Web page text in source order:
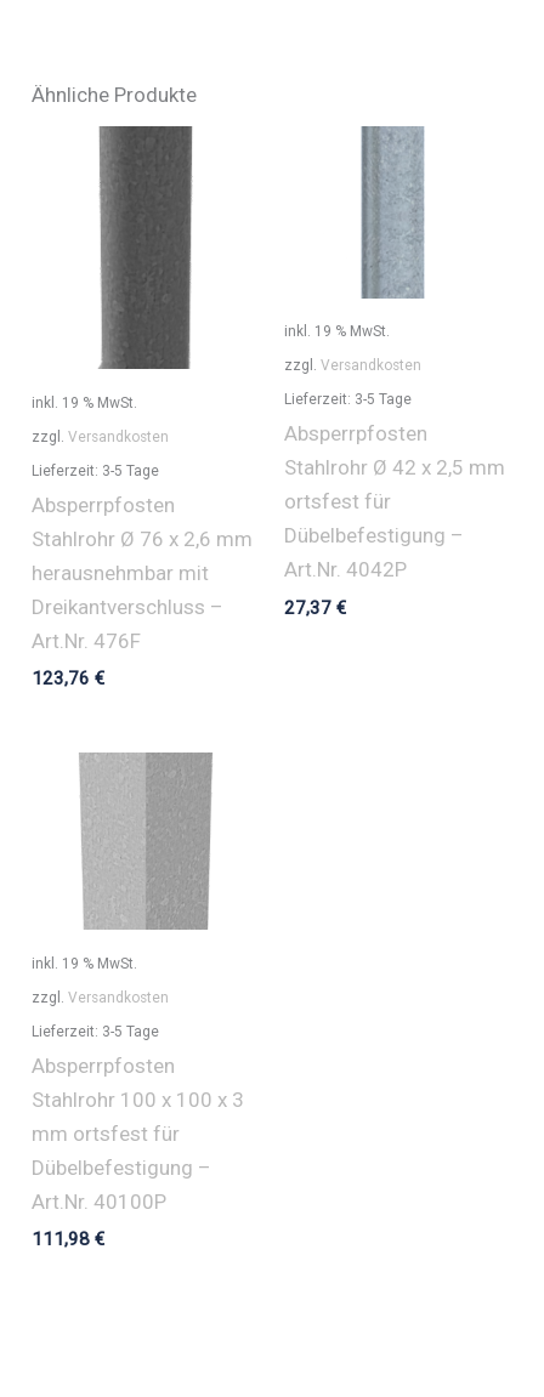
Ähnliche Produkte
inkl. 19 % MwSt.
zzgl.Versandkosten
Lieferzeit: 3-5 Tage
Absperrpfosten
Stahlrohr Ø 76 x 2,6 mm
herausnehmbar mit
Dreikantverschluss –
Art.Nr. 476F
123,76€
inkl. 19 % MwSt.
zzgl. Versandkosten
Lieferzeit: 3-5 Tage
Absperrpfosten
Stahlrohr Ø 42 x 2,5 mm
ortsfest für
Dübelbefestigung –
Art.Nr. 4042P
27,37 €
inkl. 19 % MwSt.
zzgl.Versandkosten
Lieferzeit: 3-5 Tage
Absperrpfosten
Stahlrohr 100 x 100 x 3
mm ortsfest für
Dübelbefestigung –
Art.Nr. 40100P
111,98€